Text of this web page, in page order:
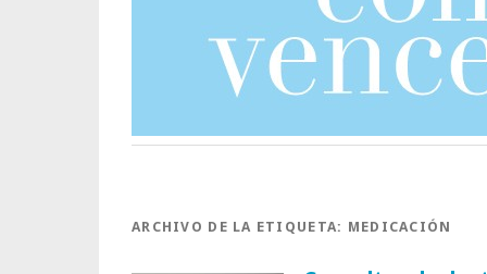
ARCHIVO DE LA ETIQUETA: MEDICACIÓN